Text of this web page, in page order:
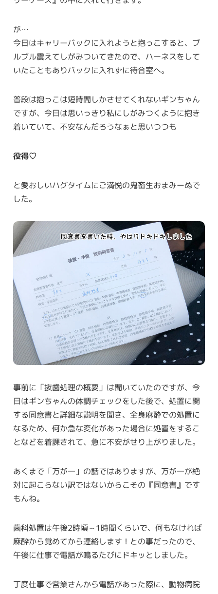
が…
今日はキャリーバックに入れようと抱っこすると、ブ
ルブル震えてしがみついてきたので、ハーネスをして
いたこともありバックに入れずに待合室へ。
普段は抱っこは短時間しかさせてくれないギンちゃん
ですが、今日は思いっきり私にしがみつくように抱き
着いていて、不安なんだろうなぁと思いつつも
役得♡
と愛おしいハグタイムにご満悦の鬼畜生おまみーぬで
した。
事前に「抜歯処理の概要」は聞いていたのですが、今
日はギンちゃんの体調チェックをした後で、処置に関
する同意書と詳細な説明を聞き、全身麻酔での処置に
なるため、何か急な変化があった場合に処置をするこ
となどを着課されて、急に不安がせり上がりました。
あくまで「万が一」の話ではありますが、万が一が絶
対に起こらない訳ではないからこその『同意書』です
もんね。
歯科処置は午後2時頃～1時間くらいで、何もなければ
麻酔から覚めてから連絡します！との事だったので、
午後に仕事で電話が鳴るたびにドキッとしました。
丁度仕事で営業さんから電話があった際に、動物病院